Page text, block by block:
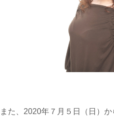
また、2020年７月５日（日）